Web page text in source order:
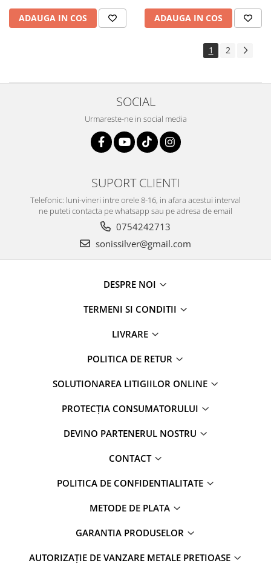
ADAUGA IN COS ADAUGA IN COS
1 2
SOCIAL
Urmareste-ne in social media
SUPORT CLIENTI
Telefonic: luni-vineri intre orele 8-16, in afara acestui interval
ne puteti contacta pe whatsapp sau pe adresa de email
0754242713
sonissilver@gmail.com
DESPRE NOI
TERMENI SI CONDITII
LIVRARE
POLITICA DE RETUR
SOLUTIONAREA LITIGIILOR ONLINE
PROTECȚIA CONSUMATORULUI
DEVINO PARTENERUL NOSTRU
CONTACT
POLITICA DE CONFIDENTIALITATE
METODE DE PLATA
GARANTIA PRODUSELOR
AUTORIZAȚIE DE VANZARE METALE PRETIOASE